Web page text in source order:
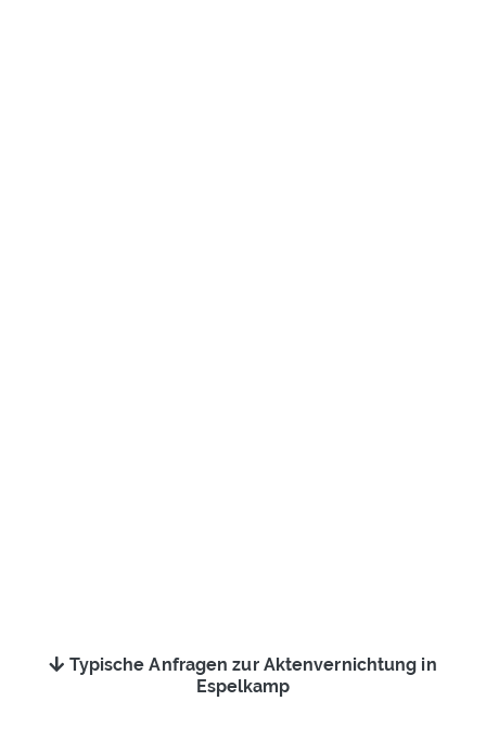
Typische Anfragen zur Aktenvernichtung in
Espelkamp